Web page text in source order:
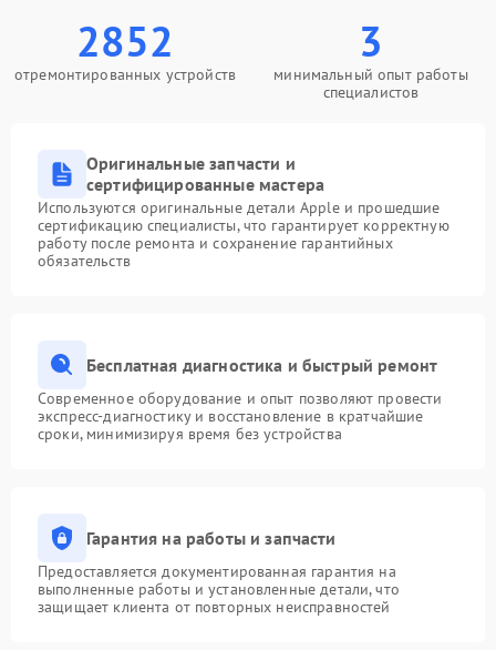
2852
отремонтированных устройств
3
минимальный опыт работы
специалистов
Оригинальные запчасти и
сертифицированные мастера
Используются оригинальные детали Apple и прошедшие
сертификацию специалисты, что гарантирует корректную
работу после ремонта и сохранение гарантийных
обязательств
Бесплатная диагностика и быстрый ремонт
Современное оборудование и опыт позволяют провести
экспресс-диагностику и восстановление в кратчайшие
сроки, минимизируя время без устройства
Гарантия на работы и запчасти
Предоставляется документированная гарантия на
выполненные работы и установленные детали, что
защищает клиента от повторных неисправностей